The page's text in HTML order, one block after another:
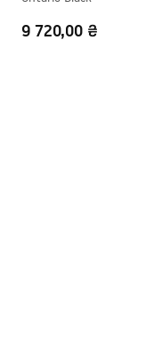
9 720,00 ₴